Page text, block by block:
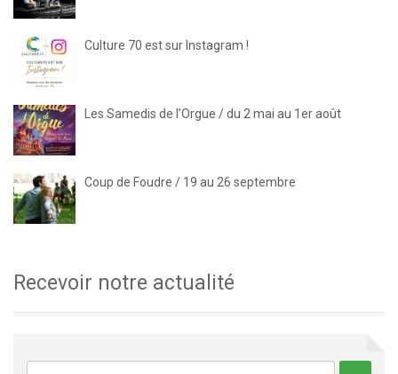
Culture 70 est sur Instagram !
Les Samedis de l’Orgue / du 2 mai au 1er août
Coup de Foudre / 19 au 26 septembre
Recevoir notre actualité